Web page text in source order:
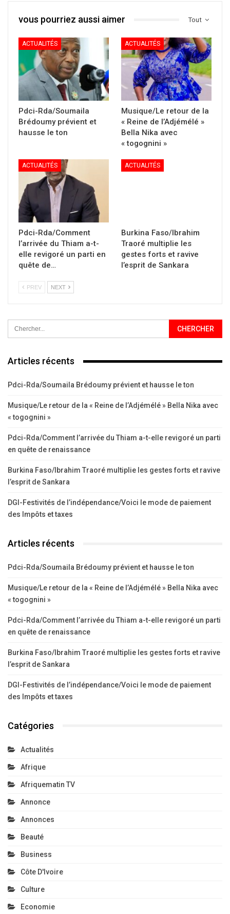
Tout
vous pourriez aussi aimer
ACTUALITÉS
Pdci-Rda/Soumaila
Brédoumy prévient et
hausse le ton
ACTUALITÉS
Musique/Le retour de la
« Reine de l’Adjémélé »
Bella Nika avec
« togognini »
ACTUALITÉS
Pdci-Rda/Comment
l’arrivée du Thiam a-t-
elle revigoré un parti en
quête de…
ACTUALITÉS
Burkina Faso/Ibrahim
Traoré multiplie les
gestes forts et ravive
l’esprit de Sankara
PREV NEXT
Articles récents
Pdci-Rda/Soumaila Brédoumy prévient et hausse le ton
Musique/Le retour de la « Reine de l’Adjémélé » Bella Nika avec
« togognini »
Pdci-Rda/Comment l’arrivée du Thiam a-t-elle revigoré un parti
en quête de renaissance
Burkina Faso/Ibrahim Traoré multiplie les gestes forts et ravive
l’esprit de Sankara
DGI-Festivités de l’indépendance/Voici le mode de paiement
des Impôts et taxes
Articles récents
Pdci-Rda/Soumaila Brédoumy prévient et hausse le ton
Musique/Le retour de la « Reine de l’Adjémélé » Bella Nika avec
« togognini »
Pdci-Rda/Comment l’arrivée du Thiam a-t-elle revigoré un parti
en quête de renaissance
Burkina Faso/Ibrahim Traoré multiplie les gestes forts et ravive
l’esprit de Sankara
DGI-Festivités de l’indépendance/Voici le mode de paiement
des Impôts et taxes
Catégories
Actualités
Afrique
Afriquematin TV
Annonce
Annonces
Beauté
Business
Côte D'Ivoire
Culture
Economie